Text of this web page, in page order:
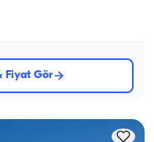
Fiyat Gör